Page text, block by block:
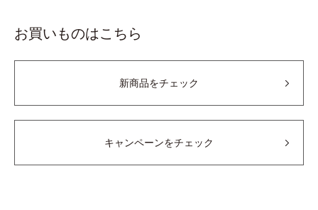
お買いものはこちら
新商品をチェック
キャンペーンをチェック